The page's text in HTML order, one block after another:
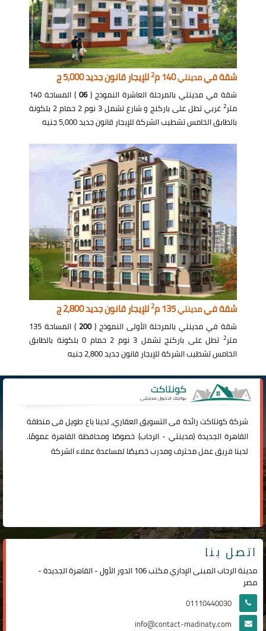
شقة فيمدينتي140 م 2للإيجار قانون جديد 5,000 ج
شقة في مدينتي بالمرحلة العاشرة النموذج (06
) المساحة 140
متر2
غربي تطل على باركنج و شارع تشمل 3 نوم 2 حمام 2 بلكونة
بالطابق الخامس تشطيب الشركة للإيجار قانون جديد 5,000 جنيه
شقة فيمدينتي135 م 2للإيجار قانون جديد 2,800 ج
شقة في مدينتي بالمرحلة الأولى النموذج (200
) المساحة 135
متر2
تطل على باركنج تشمل 3 نوم 2 حمام 0 بلكونة بالطابق
الخامس تشطيب الشركة للإيجار قانون جديد 2,800 جنيه
شركةكونتاكترائدة فى التسويق العقاري، لدينا باع طويل فى منطقة
القاهرة الجديدة (مدينتي -الرحاب) خصوصًا ومحافظة القاهرة عمومًا.
لدينا فريق عمل محترف ومدرب خصيصًا لمساعدة عملاء الشركة
اتصل بنا
مدينة الرحاب المبنى الإداري مكتب 106 الدور الأول - القاهرة الجديدة -
مصر
01110440030
info@contact-madinaty.com